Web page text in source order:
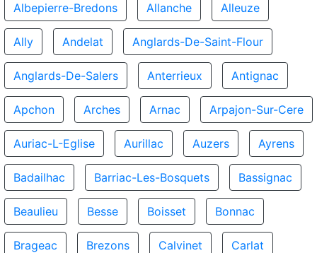
Albepierre-Bredons Allanche Alleuze
Ally Andelat Anglards-De-Saint-Flour
Anglards-De-Salers Anterrieux Antignac
Apchon Arches Arnac Arpajon-Sur-Cere
Auriac-L-Eglise Aurillac Auzers Ayrens
Badailhac Barriac-Les-Bosquets Bassignac
Beaulieu Besse Boisset Bonnac
Brageac Brezons Calvinet Carlat